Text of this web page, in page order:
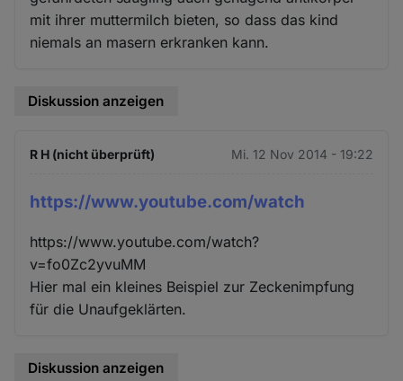
mit ihrer muttermilch bieten, so dass das kind
niemals an masern erkranken kann.
Diskussion anzeigen
R H (nicht überprüft) Mi. 12 Nov 2014 - 19:22
https://www.youtube.com/watch
https://www.youtube.com/watch?
v=fo0Zc2yvuMM
Hier mal ein kleines Beispiel zur Zeckenimpfung
für die Unaufgeklärten.
Diskussion anzeigen